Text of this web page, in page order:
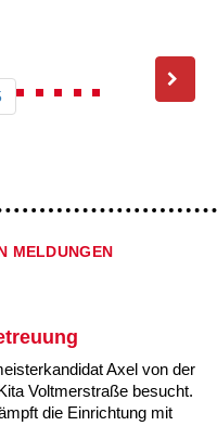
MELDUNGEN
Axel von der
Voltmerstraße besucht.
die Einrichtung mit